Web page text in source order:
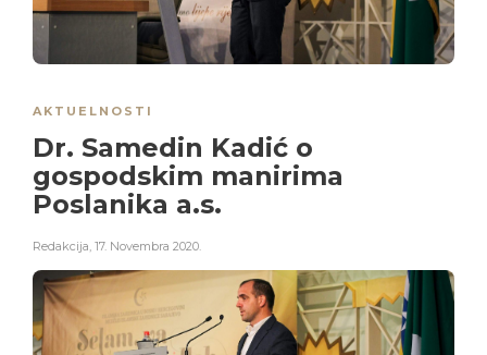
AKTUELNOSTI
Dr. Samedin Kadić o
gospodskim manirima
Poslanika a.s.
Redakcija, 17. Novembra 2020.